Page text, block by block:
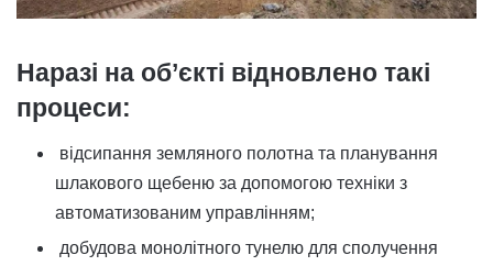
Наразі на об’єкті відновлено такі
процеси:
відсипання земляного полотна та планування
шлакового щебеню за допомогою техніки з
автоматизованим управлінням;
добудова монолітного тунелю для сполучення